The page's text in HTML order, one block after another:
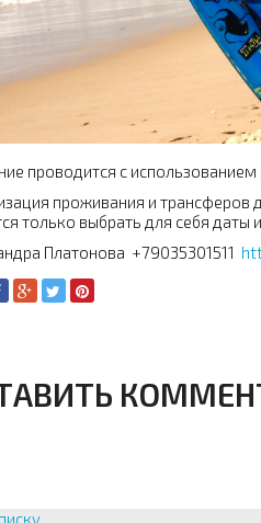
проводится с использованием
проживания и трансферов
только выбрать для себя
Платонова +79035301511